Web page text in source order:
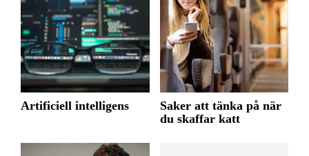
Artificiell intelligens
Saker att tänka på när
du skaffar katt